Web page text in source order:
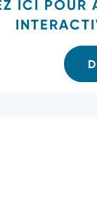
ICI POUR